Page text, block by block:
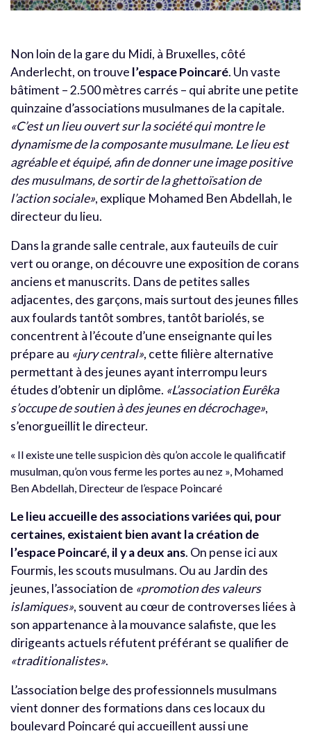
Non loin de la gare du Midi, à Bruxelles, côté
Anderlecht, on trouve l’espace Poincaré. Un vaste
bâtiment – 2.500 mètres carrés – qui abrite une petite
quinzaine d’associations musulmanes de la capitale.
«C’est un lieu ouvert sur la société qui montre le
dynamisme de la composante musulmane. Le lieu est
agréable et équipé, afin de donner une image positive
des musulmans, de sortir de la ghettoïsation de
l’action sociale», explique Mohamed Ben Abdellah, le
directeur du lieu.
Dans la grande salle centrale, aux fauteuils de cuir
vert ou orange, on découvre une exposition de corans
anciens et manuscrits. Dans de petites salles
adjacentes, des garçons, mais surtout des jeunes filles
aux foulards tantôt sombres, tantôt bariolés, se
concentrent à l’écoute d’une enseignante qui les
prépare au «jury central», cette filière alternative
permettant à des jeunes ayant interrompu leurs
études d’obtenir un diplôme. «L’association Eurêka
s’occupe de soutien à des jeunes en décrochage»,
s’enorgueillit le directeur.
« Il existe une telle suspicion dès qu’on accole le qualificatif
musulman, qu’on vous ferme les portes au nez », Mohamed
Ben Abdellah, Directeur de l’espace Poincaré
Le lieu accueille des associations variées qui, pour
certaines, existaient bien avant la création de
l’espace Poincaré, il y a deux ans. On pense ici aux
Fourmis, les scouts musulmans. Ou au Jardin des
jeunes, l’association de «promotion des valeurs
islamiques», souvent au cœur de controverses liées à
son appartenance à la mouvance salafiste, que les
dirigeants actuels réfutent préférant se qualifier de
«traditionalistes».
L’association belge des professionnels musulmans
vient donner des formations dans ces locaux du
boulevard Poincaré qui accueillent aussi une